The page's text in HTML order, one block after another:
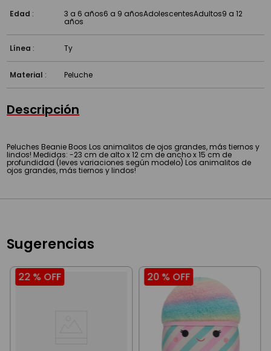
Edad : 3 a 6 años6 a 9 añosAdolescentesAdultos9 a 12
años
Línea : Ty
Material : Peluche
Descripción
Peluches Beanie Boos Los animalitos de ojos grandes, más tiernos y
lindos! Medidas: -23 cm de alto x 12 cm de ancho x 15 cm de
profundidad (leves variaciones según modelo) Los animalitos de
ojos grandes, más tiernos y lindos!
Sugerencias
22 % OFF 20 % OFF